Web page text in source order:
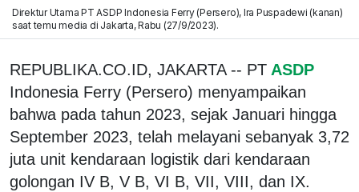
Direktur Utama PT ASDP Indonesia Ferry (Persero), Ira Puspadewi (kanan)
saat temu media di Jakarta, Rabu (27/9/2023).
REPUBLIKA.CO.ID, JAKARTA -- PT ASDP
Indonesia Ferry (Persero) menyampaikan
bahwa pada tahun 2023, sejak Januari hingga
September 2023, telah melayani sebanyak 3,72
juta unit kendaraan logistik dari kendaraan
golongan IV B, V B, VI B, VII, VIII, dan IX.